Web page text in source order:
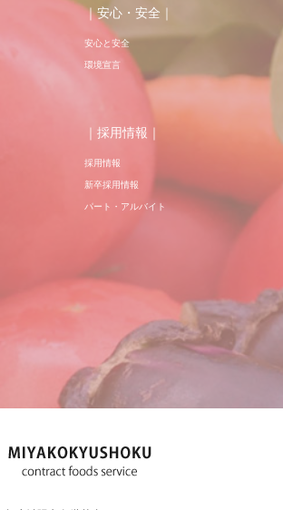
｜安心・安全｜
安心と安全
環境宣言
｜採用情報｜
採用情報
新卒採用情報
パート・アルバイト